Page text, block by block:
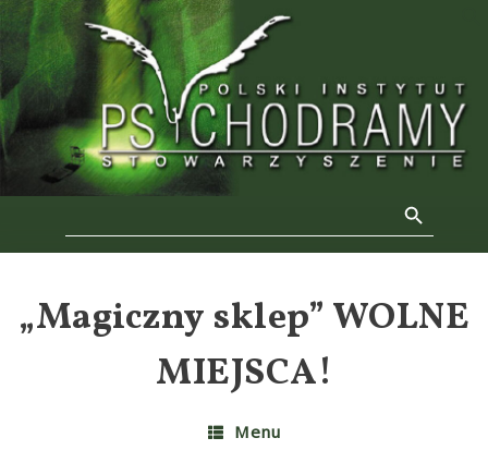
Skip
to
content
„Magiczny sklep” WOLNE
MIEJSCA!
Menu